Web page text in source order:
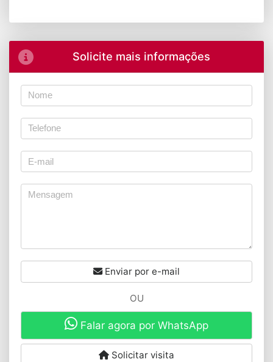
Solicite mais informações
Enviar por e-mail
OU
Falar agora por WhatsApp
Solicitar visita